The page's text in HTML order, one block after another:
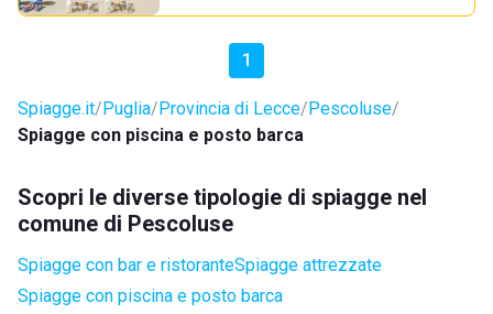
1
Spiagge.it Puglia Provincia di Lecce Pescoluse
Spiagge con piscina e posto barca
Scopri le diverse tipologie di spiagge nel
comune di Pescoluse
Spiagge con bar e ristoranteSpiagge attrezzate
Spiagge con piscina e posto barca